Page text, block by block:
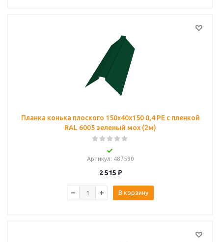
Планка конька плоского 150х40х150 0,4 PE с пленкой
RAL 6005 зеленый мох (2м)
Артикул: 487590
2 515 ₽
В корзину